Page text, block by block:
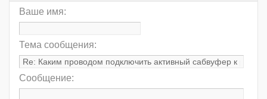
Ваше имя:
Тема сообщения:
Сообщение: